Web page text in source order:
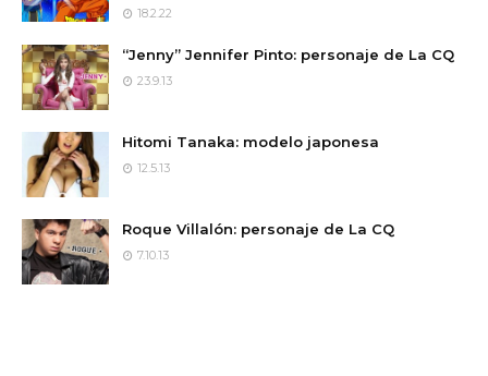
18.2.22
“Jenny” Jennifer Pinto: personaje de La CQ
23.9.13
Hitomi Tanaka: modelo japonesa
12.5.13
Roque Villalón: personaje de La CQ
7.10.13